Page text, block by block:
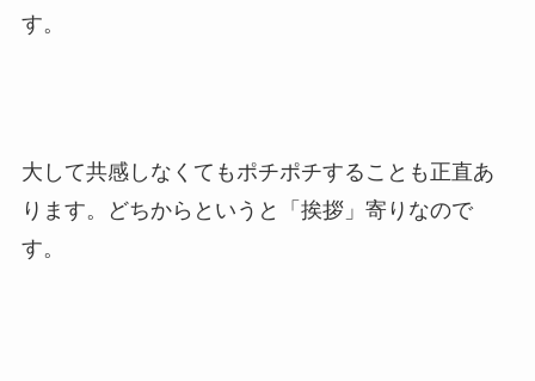
す。
大して共感しなくてもポチポチすることも正直あ
ります。どちからというと「挨拶」寄りなので
す。